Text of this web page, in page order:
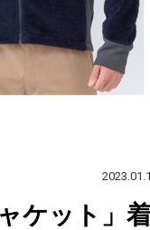
ケット」